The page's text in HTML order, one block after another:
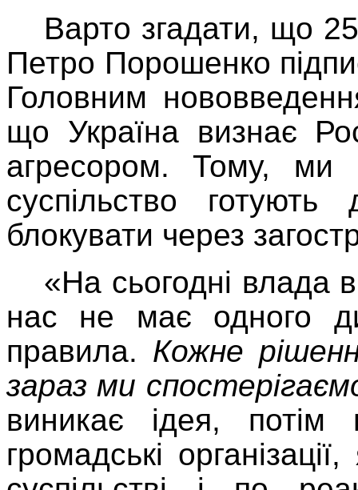
Варто згадати, що
Петро Порошенко
Головним
що Україна визнає
агресором. Тому,
суспільство
блокувати через
«На сьогодні влада
нас не має одного
правила. Кожне
зараз ми
виникає ідея, потім
громадські